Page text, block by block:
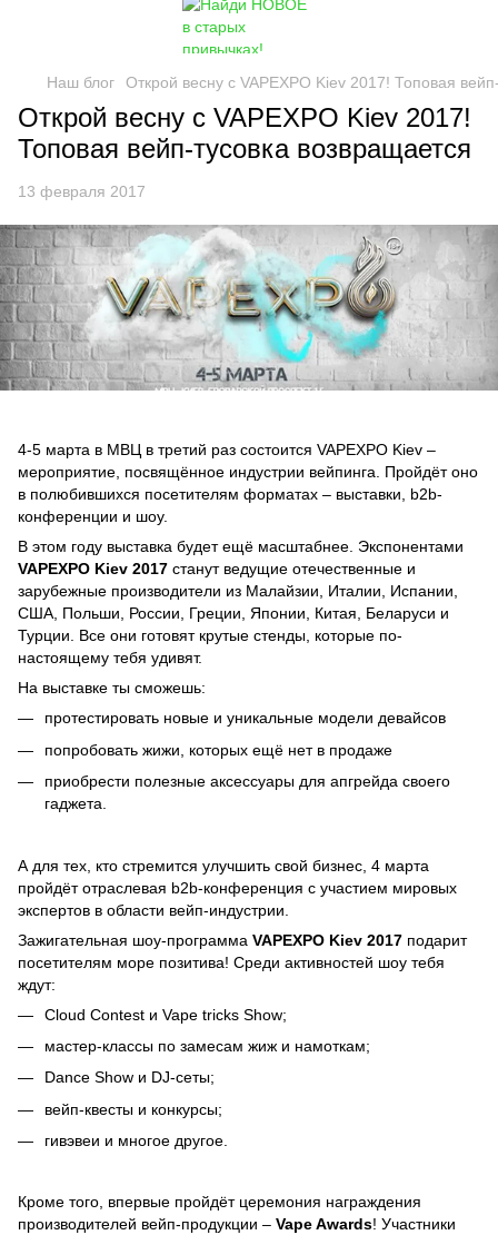
Наш блог Открой весну с VAPEXPO Kiev 2017! Топовая
Открой весну с VAPEXPO Kiev 2017!
Топовая вейп-тусовка возвращается
13 февраля 2017
4-5 марта в МВЦ в третий раз состоится VAPEXPO Kiev –
мероприятие, посвящённое индустрии вейпинга. Пройдёт оно
в полюбившихся посетителям форматах – выставки, b2b-
конференции и шоу.
В этом году выставка будет ещё масштабнее. Экспонентами
VAPEXPO Kiev 2017 станут ведущие отечественные и
зарубежные производители из Малайзии, Италии, Испании,
США, Польши, России, Греции, Японии, Китая, Беларуси и
Турции. Все они готовят крутые стенды, которые по-
настоящему тебя удивят.
На выставке ты сможешь:
протестировать новые и уникальные модели девайсов
попробовать жижи, которых ещё нет в продаже
приобрести полезные аксессуары для апгрейда своего
гаджета.
А для тех, кто стремится улучшить свой бизнес, 4 марта
пройдёт отраслевая b2b-конференция с участием мировых
экспертов в области вейп-индустрии.
Зажигательная шоу-программа VAPEXPO Kiev 2017 подарит
посетителям море позитива! Среди активностей шоу тебя
ждут:
Cloud Contest и Vape tricks Show;
мастер-классы по замесам жиж и намоткам;
Dance Show и DJ-сеты;
вейп-квесты и конкурсы;
гивэвеи и многое другое.
Кроме того, впервые пройдёт церемония награждения
производителей вейп-продукции – Vape Awards! Участники